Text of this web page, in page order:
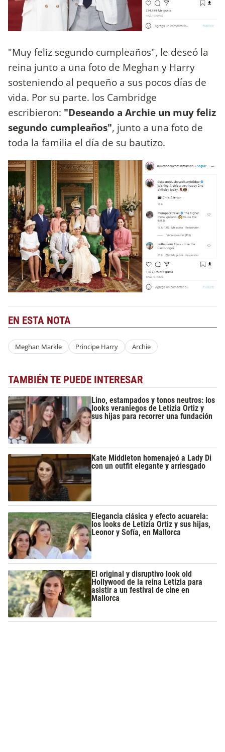
"Muy feliz segundo cumpleaños", le deseó la
reina junto a una foto de Meghan y Harry
sosteniendo al pequeño a sus pocos días de
vida. Por su parte. los Cambridge
escribieron: "Deseando a Archie un muy feliz
segundo cumpleaños", junto a una foto de
toda la familia el día de su bautizo.
EN ESTA NOTA
Meghan Markle Principe Harry Archie
TAMBIÉN TE PUEDE INTERESAR
Lino, estampados y tonos neutros: los
looks veraniegos de Letizia Ortiz y
sus hijas para recorrer una fundación
Kate Middleton homenajeó a Lady Di
con un outfit elegante y arriesgado
Elegancia clásica y efecto acuarela:
los looks de Letizia Ortiz y sus hijas,
Leonor y Sofía, en Mallorca
El original y disruptivo look old
Hollywood de la reina Letizia para
asistir a un festival de cine en
Mallorca